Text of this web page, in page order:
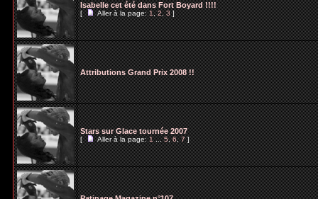
Isabelle cet été dans Fort Boyard !!!!
[ Aller à la page:1,2,3]
Attributions Grand Prix 2008 !!
Stars sur Glace tournée 2007
[ Aller à la page:1...5,6,7]